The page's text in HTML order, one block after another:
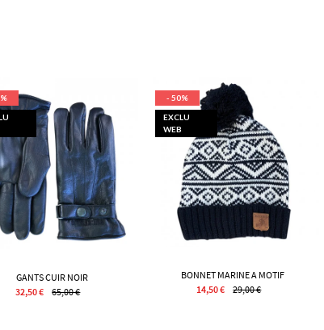
GANTS CUIR NOIR
32,50 € 65,00 €
EXCLU
WEB
BONNET MARINE A MOTIF
- 50%
14,50 € 29,00 €